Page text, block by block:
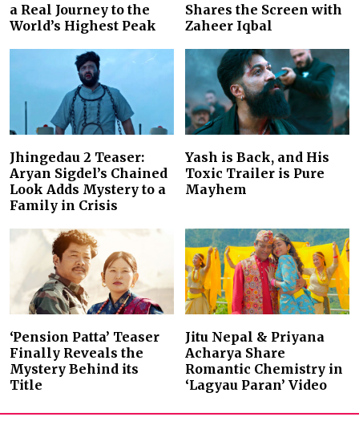
a Real Journey to the
World’s Highest Peak
Shares the Screen with
Zaheer Iqbal
Jhingedau 2 Teaser:
Aryan Sigdel’s Chained
Look Adds Mystery to a
Family in Crisis
Yash is Back, and His
Toxic Trailer is Pure
Mayhem
‘Pension Patta’ Teaser
Finally Reveals the
Mystery Behind its
Title
Jitu Nepal & Priyana
Acharya Share
Romantic Chemistry in
‘Lagyau Paran’ Video